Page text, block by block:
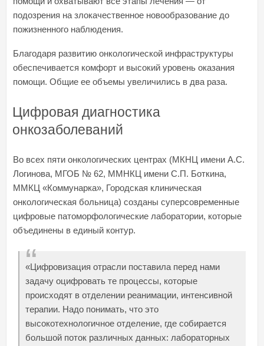
подозрения на злокачественное новообразование до
пожизненного наблюдения.
Благодаря развитию онкологической инфраструктуры
обеспечивается комфорт и высокий уровень оказания
помощи. Общие ее объемы увеличились в два раза.
Цифровая диагностика
онкозаболеваний
Во всех пяти онкологических центрах (МКНЦ имени А.С.
Логинова, МГОБ № 62, ММНКЦ имени С.П. Боткина,
ММКЦ «Коммунарка», Городская клиническая
онкологическая больница) созданы суперсовременные
цифровые патоморфологические лаборатории, которые
объединены в единый контур.
«Цифровизация отрасли поставила перед нами
задачу оцифровать те процессы, которые
происходят в отделении реанимации, интенсивной
терапии. Надо понимать, что это
высокотехнологичное отделение, где собирается
большой поток различных данных: лабораторных